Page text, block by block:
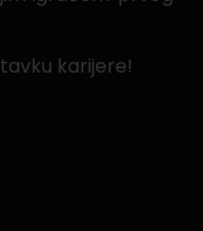
karijere!